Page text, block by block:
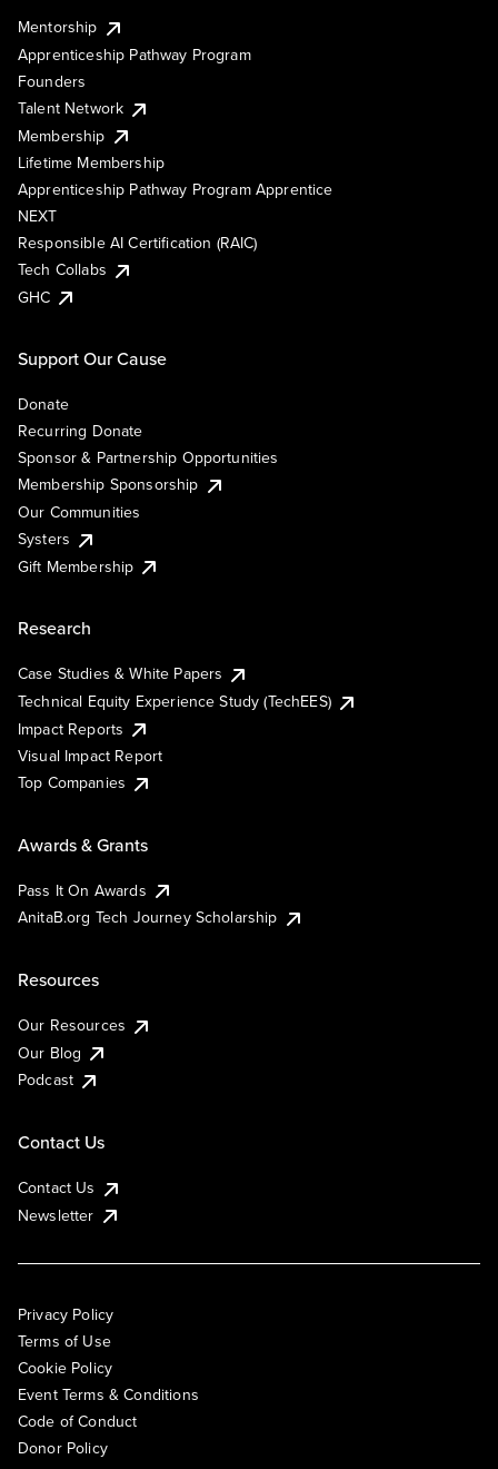
Mentorship
Apprenticeship Pathway Program
Founders
Talent Network
Membership
Lifetime Membership
Apprenticeship Pathway Program Apprentice
NEXT
Responsible AI Certification (RAIC)
Tech Collabs
GHC
Support Our Cause
Donate
Recurring Donate
Sponsor & Partnership Opportunities
Membership Sponsorship
Our Communities
Systers
Gift Membership
Research
Case Studies & White Papers
Technical Equity Experience Study (TechEES)
Impact Reports
Visual Impact Report
Top Companies
Awards & Grants
Pass It On Awards
AnitaB.org Tech Journey Scholarship
Resources
Our Resources
Our Blog
Podcast
Contact Us
Contact Us
Newsletter
Privacy Policy
Terms of Use
Cookie Policy
Event Terms & Conditions
Code of Conduct
Donor Policy